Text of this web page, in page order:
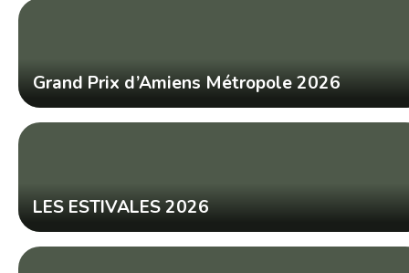
Grand Prix d’Amiens Métropole 2026
LES ESTIVALES 2026